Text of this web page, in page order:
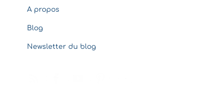
A propos
Blog
Newsletter du blog